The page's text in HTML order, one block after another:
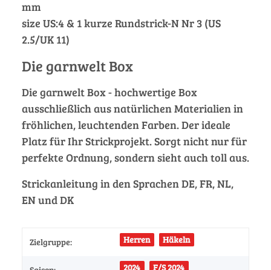
mm
size US:4 & 1 kurze Rundstrick-N Nr 3 (US
2.5/UK 11)
Die garnwelt Box
Die garnwelt Box - hochwertige Box
ausschließlich aus natürlichen Materialien in
fröhlichen, leuchtenden Farben. Der ideale
Platz für Ihr Strickprojekt. Sorgt nicht nur für
perfekte Ordnung, sondern sieht auch toll aus.
Strickanleitung in den Sprachen DE, FR, NL,
EN und DK
Zielgruppe: Herren Häkeln
2024 F/S 2024